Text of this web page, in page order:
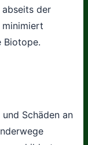
abseits der
minimiert
Biotope.
Schäden an